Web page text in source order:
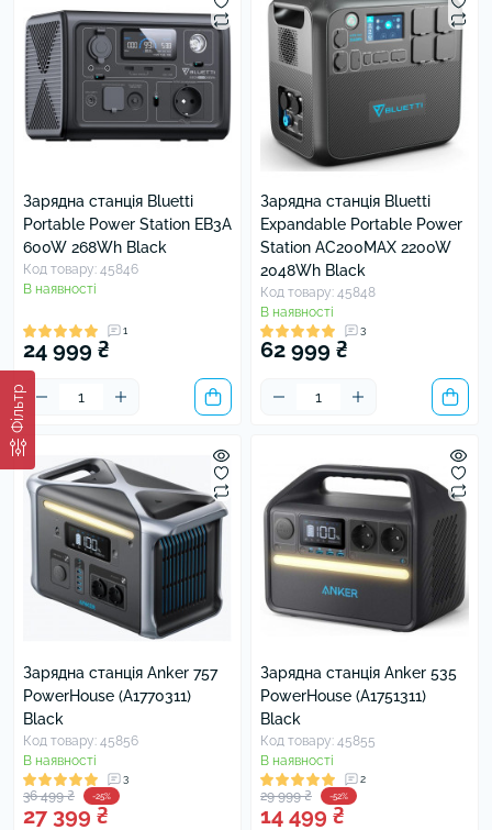
Фільтр
Зарядна станція Bluetti
Portable Power Station EB3A
600W 268Wh Black
Код товару: 45846
В наявності
1
24 999 ₴
Зарядна станція Bluetti
Expandable Portable Power
Station AC200MAX 2200W
2048Wh Black
Код товару: 45848
В наявності
3
62 999 ₴
Зарядна станція Anker 757
PowerHouse (A1770311)
Black
Код товару: 45856
В наявності
3
36 499 ₴ -25%
27 399 ₴
Зарядна станція Anker 535
PowerHouse (A1751311)
Black
Код товару: 45855
В наявності
2
29 999 ₴ -52%
14 499 ₴